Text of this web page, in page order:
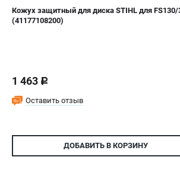
Кожух защитный для диска STIHL для
(41177108200)
1 463 c
Оставить отзыв
ДОБАВИТЬ В КОРЗИНУ